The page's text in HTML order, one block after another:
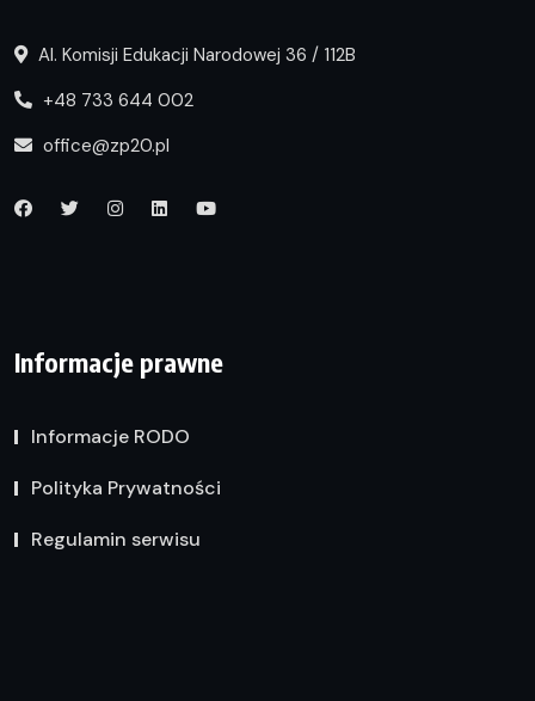
Al. Komisji Edukacji Narodowej 36 / 112B
+48 733 644 002
office@zp20.pl
Informacje prawne
Informacje RODO
Polityka Prywatności
Regulamin serwisu